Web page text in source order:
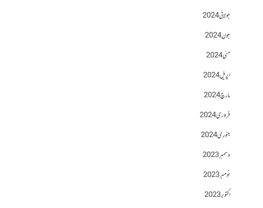
جولائی 2024
جون 2024
مئی 2024
اپریل 2024
مارچ 2024
فروری 2024
جنوری 2024
دسمبر 2023
نومبر 2023
اکتوبر 2023